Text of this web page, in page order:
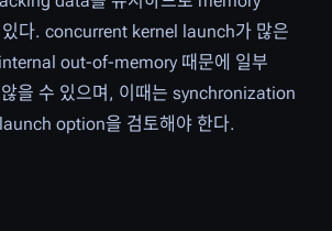
다. concurrent kernel launch가 많은
out-of-memory 때문에 일부
을 수 있으며, 이때는 synchronization
option을 검토해야 한다.